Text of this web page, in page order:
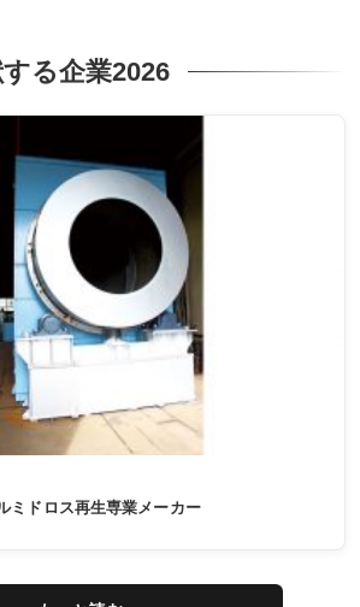
る企業2026
ミドロス再生専業メーカー